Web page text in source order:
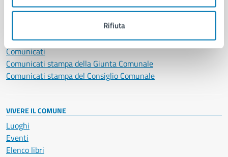
Rifiuta
NOVITÀ
Avvisi
Comunicati
Comunicati stampa della Giunta Comunale
Comunicati stampa del Consiglio Comunale
VIVERE IL COMUNE
Luoghi
Eventi
Elenco libri